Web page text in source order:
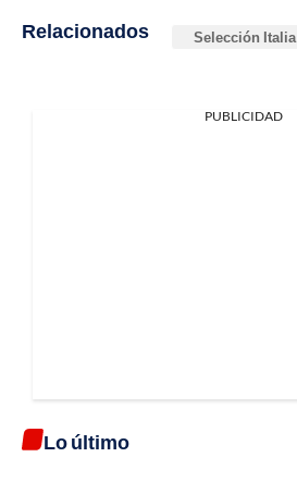
Relacionados Selección Italia
PUBLICIDAD
Lo último